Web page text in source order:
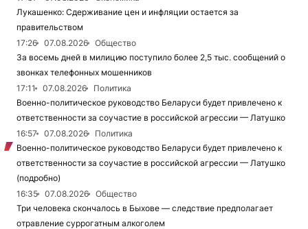
Лукашенко: Сдерживание цен и инфляции остается за
правительством
17:26
07.08.2026
Общество
За восемь дней в милицию поступило более 2,5 тыс. сообщений о
звонках телефонных мошенников
17:11
07.08.2026
Политика
Военно-политическое руководство Беларуси будет привлечено к
ответственности за соучастие в российской агрессии — Латушко
16:57
07.08.2026
Политика
Военно-политическое руководство Беларуси будет привлечено к
ответственности за соучастие в российской агрессии — Латушко
(подробно)
16:35
07.08.2026
Общество
Три человека скончалось в Быхове — следствие предполагает
отравление суррогатным алкоголем